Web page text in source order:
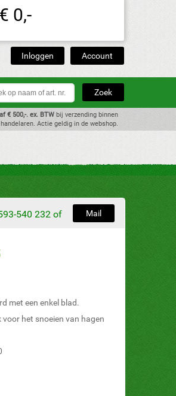
€ 0,-
Account
Inloggen
€ 500,-. ex. BTW bij verzending binnen
Actie geldig in de webshop.
Mail
540 232 of
met een enkel blad.
het snoeien van hagen